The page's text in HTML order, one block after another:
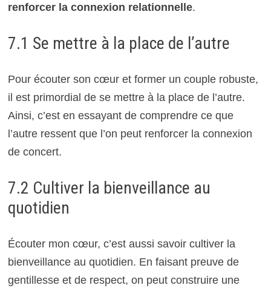
renforcer la connexion relationnelle.
7.1 Se mettre à la place de l’autre
Pour écouter son cœur et former un couple robuste,
il est primordial de se mettre à la place de l’autre.
Ainsi, c’est en essayant de comprendre ce que
l’autre ressent que l’on peut renforcer la connexion
de concert.
7.2 Cultiver la bienveillance au
quotidien
Écouter mon cœur, c’est aussi savoir cultiver la
bienveillance au quotidien. En faisant preuve de
gentillesse et de respect, on peut construire une